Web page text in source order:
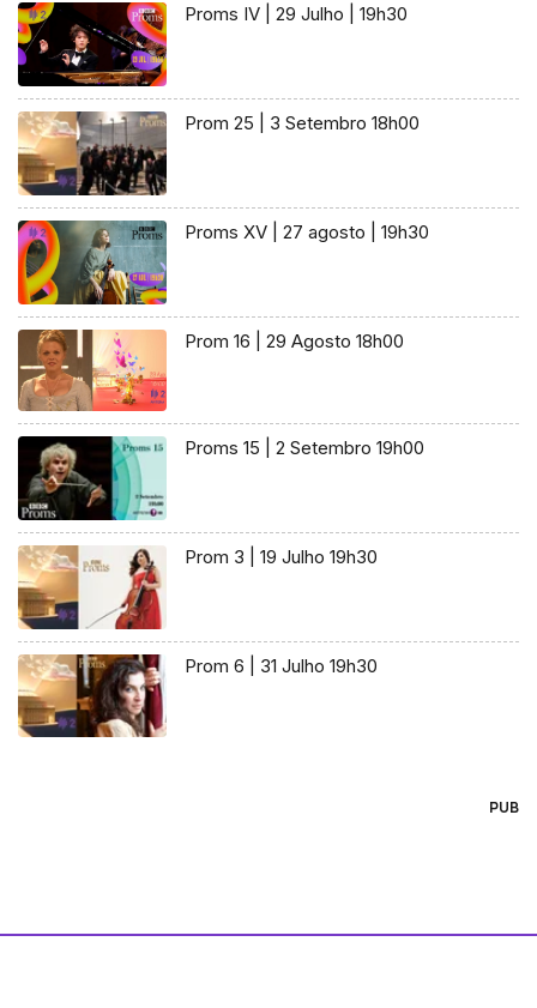
Proms IV | 29 Julho | 19h30
Prom 25 | 3 Setembro 18h00
Proms XV | 27 agosto | 19h30
Prom 16 | 29 Agosto 18h00
Proms 15 | 2 Setembro 19h00
Prom 3 | 19 Julho 19h30
Prom 6 | 31 Julho 19h30
PUB